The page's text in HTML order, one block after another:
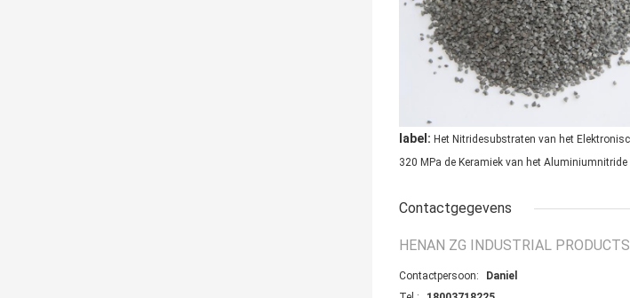
label: Het Nitridesubstraten van het
320 MPa de Keramiek van het Aluminiumnitride
Contactgegevens
HENAN ZG INDUSTRIAL
Contactpersoon:
Daniel